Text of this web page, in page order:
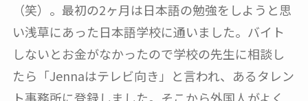
（笑）。最初の2ヶ月は日本語の勉強をしようと思
い浅草にあった日本語学校に通いました。バイト
しないとお金がなかったので学校の先生に相談し
たら「Jennaはテレビ向き」と言われ、あるタレン